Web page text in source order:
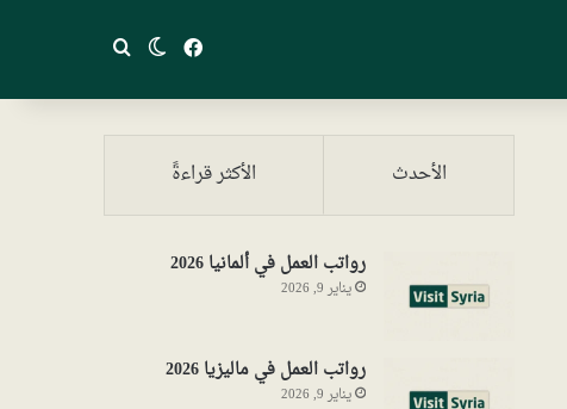
فيسبوكالوضع المظلم
بحث عن
الأحدث الأكثر قراءةً
رواتب العمل في ألمانيا 2026
يناير 9, 2026
رواتب العمل في ماليزيا 2026
يناير 9, 2026